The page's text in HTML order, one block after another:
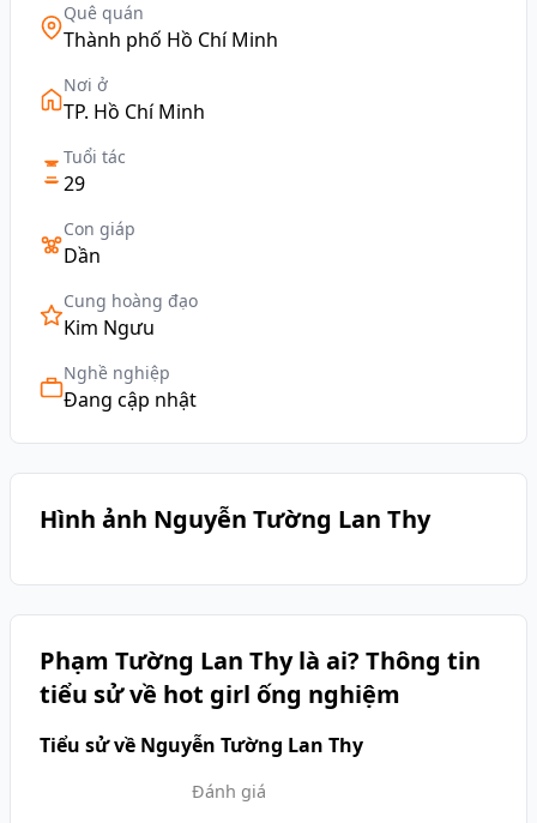
Quê quán
Thành phố Hồ Chí Minh
Nơi ở
TP. Hồ Chí Minh
Tuổi tác
29
Con giáp
Dần
Cung hoàng đạo
Kim Ngưu
Nghề nghiệp
Đang cập nhật
Hình ảnh Nguyễn Tường Lan Thy
Phạm Tường Lan Thy là ai? Thông tin
tiểu sử về hot girl ống nghiệm
Tiểu sử về Nguyễn Tường Lan Thy
Đánh giá